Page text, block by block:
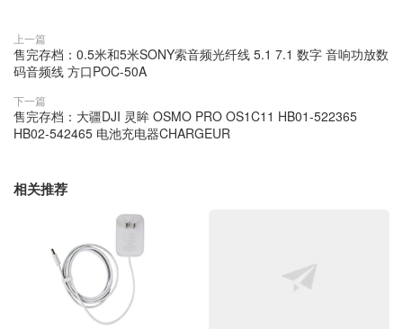
上一篇
售完存档：0.5米和5米SONY索音频光纤线 5.1 7.1 数字 音响功放数
码音频线 方口POC-50A
下一篇
售完存档：大疆DJI 灵眸 OSMO PRO OS1C11 HB01-522365
HB02-542465 电池充电器CHARGEUR
相关推荐